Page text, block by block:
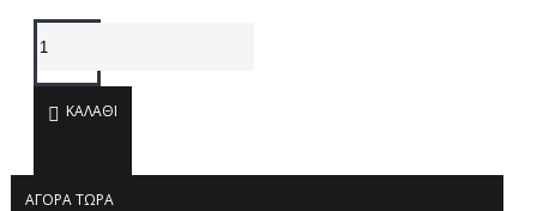
ΚΑΛΆΘΙ
ΑΓΟΡΆ ΤΏΡΑ